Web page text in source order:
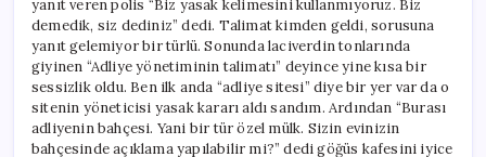
yanıt veren polis “Biz yasak kelimesini kullanmıyoruz. Biz
demedik, siz dediniz” dedi. Talimat kimden geldi, sorusuna
yanıt gelemiyor bir türlü. Sonunda laciverdin tonlarında
giyinen “Adliye yönetiminin talimatı” deyince yine kısa bir
sessizlik oldu. Ben ilk anda “adliye sitesi” diye bir yer var da o
sitenin yöneticisi yasak kararı aldı sandım. Ardından “Burası
adliyenin bahçesi. Yani bir tür özel mülk. Sizin evinizin
bahçesinde açıklama yapılabilir mi?” dedi göğüs kafesini iyice